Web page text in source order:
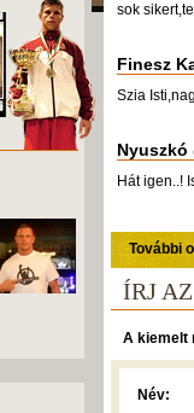
sok
Finesz
Szia
Nyuszkó
Hát igen..!
További
ÍRJ
A kiemelt
Név: